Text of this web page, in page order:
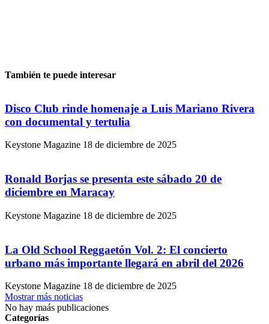
También te puede interesar
Disco Club rinde homenaje a Luis Mariano Rivera
con documental y tertulia
Keystone Magazine 18 de diciembre de 2025
Ronald Borjas se presenta este sábado 20 de
diciembre en Maracay
Keystone Magazine 18 de diciembre de 2025
La Old School Reggaetón Vol. 2: El concierto
urbano más importante llegará en abril del 2026
Keystone Magazine 18 de diciembre de 2025
Mostrar más noticias
No hay maás publicaciones
Categorías